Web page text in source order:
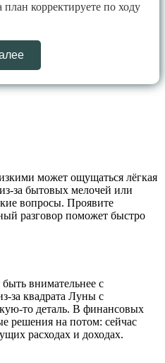
план корректируете по ходу
может ощущаться лёгкая
бытовых мелочей или
вопросы. Проявите
разговор поможет быстро
внимательнее с
квадрата Луны с
деталь. В финансовых
решения на потом: сейчас
расходах и доходах.